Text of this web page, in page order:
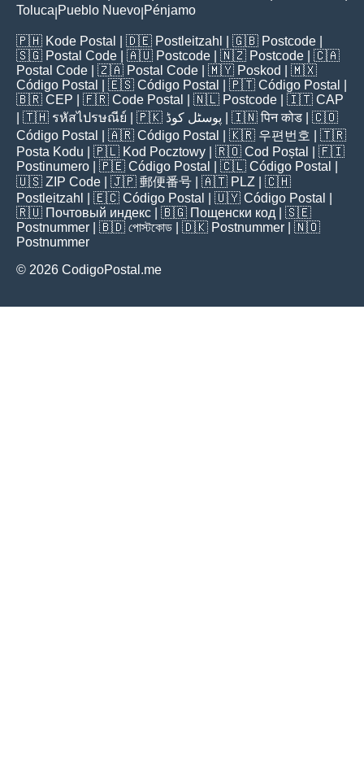
Toluca Pueblo Nuevo Pénjamo
🇵🇭 Kode Postal | 🇩🇪 Postleitzahl | 🇬🇧 Postcode
🇸🇬 Postal Code | 🇦🇺 Postcode | 🇳🇿 Postcode | 🇨🇦
Postal Code | 🇿🇦 Postal Code | 🇲🇾 Poskod
| 🇲🇽
Código Postal
| 🇪🇸 Código Postal | 🇵🇹 Código Postal
🇧🇷 CEP | 🇫🇷 Code Postal | 🇳🇱 Postcode | 🇮🇹 CAP
| 🇹🇭 รหัสไปรษณีย์ | 🇵🇰 پوسٹل کوڈ | 🇮🇳पिन कोड | 🇨🇴
Código Postal
| 🇦🇷 Código Postal | 🇰🇷 우편번호
| 🇹🇷
Posta Kodu | 🇵🇱 Kod Pocztowy | 🇷🇴 Cod Poștal
| 🇫🇮
Postinumero | 🇵🇪 Código Postal | 🇨🇱 Código Postal
🇺🇸 ZIP Code | 🇯🇵 郵便番号 | 🇦🇹 PLZ | 🇨🇭
Postleitzahl
| 🇪🇨 Código Postal | 🇺🇾 Código Postal
🇷🇺 Почтовый индекс | 🇧🇬 Пощенски код | 🇸🇪
Postnummer | 🇧🇩 পোস্টকোড | 🇩🇰 Postnummer | 🇳🇴
Postnummer
© 2026 CodigoPostal.me